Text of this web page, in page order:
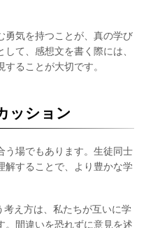
勇気を持つことが、真の学び
て、感想文を書く際には、
ることが大切です。
ッション
う場でもあります。生徒同士
解することで、より豊かな学
え方は、私たちが互いに学
。間違いを恐れずに意見を述